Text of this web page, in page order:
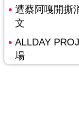
遭蔡阿嘎開撕
文
ALLDAY
場